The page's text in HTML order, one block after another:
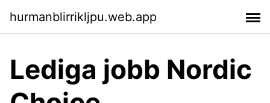
hurmanblirrikljpu.web.app
Lediga jobb Nordic